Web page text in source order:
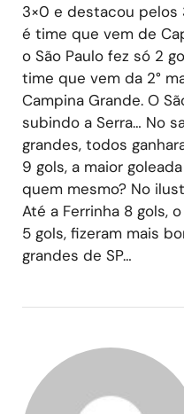
3×0 e destacou pelos
é time que vem de
o São Paulo fez só 2
time que vem da 2°
Campina Grande. O
subindo a Serra… No
grandes, todos
9 gols, a maior
quem mesmo? No
Até a Ferrinha 8 gols,
5 gols, fizeram mais
grandes de SP…